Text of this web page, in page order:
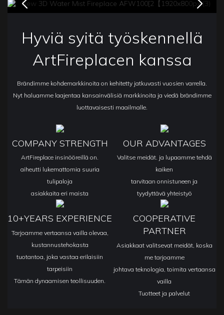
Hyviä syitä työskennellä
ArtFireplacen kanssa
Brändimme kohdemarkkinoita on kehitetty jatkuvasti vuosien varrella.
Nyt haluamme laajentaa kansainvälisiä markkinoita ja viedä brändimme
luottavaisesti maailmalle.
COMPANY STRENGTH
ArtFireplace insinööreillä on.
aiheutti lukemattomia suuria
tulipaloja
asiakkaita eri maista
OUR ADVANTAGES
Valitse meidät. ja lupaamme tehdä
kaiken
tarvitaan onnistuneen ja
tyydyttävä yhteistyö
10+YEARS EXPERIENCE
Tarjoamme vertaansa vailla olevaa,
kustannustehokasta
tuotantoa, joka vastaa erilaisiin
tarpeisiin
Tämän dynaamisen teollisuuden.
COOPERATIVE
PARTNER
Asiakkaat valitsevat meidät, koska
me tarjoamme
johtava teknologia, toimita vertaansa
vailla
Tuotteet ja palvelut